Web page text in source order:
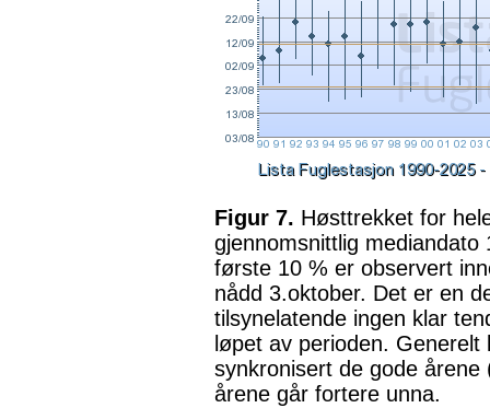
Figur 7. Høsttrekket for
gjennomsnittlig
første 10 % er observert
nådd 3.oktober. Det er en
tilsynelatende ingen klar
løpet av perioden.
synkronisert de gode
årene går fortere unna.